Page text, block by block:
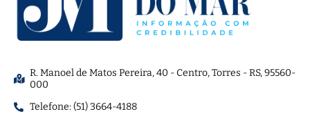
R. Manoel de Matos Pereira, 40 - Centro, Torres - RS, 95560-
000
Telefone: (51) 3664-4188